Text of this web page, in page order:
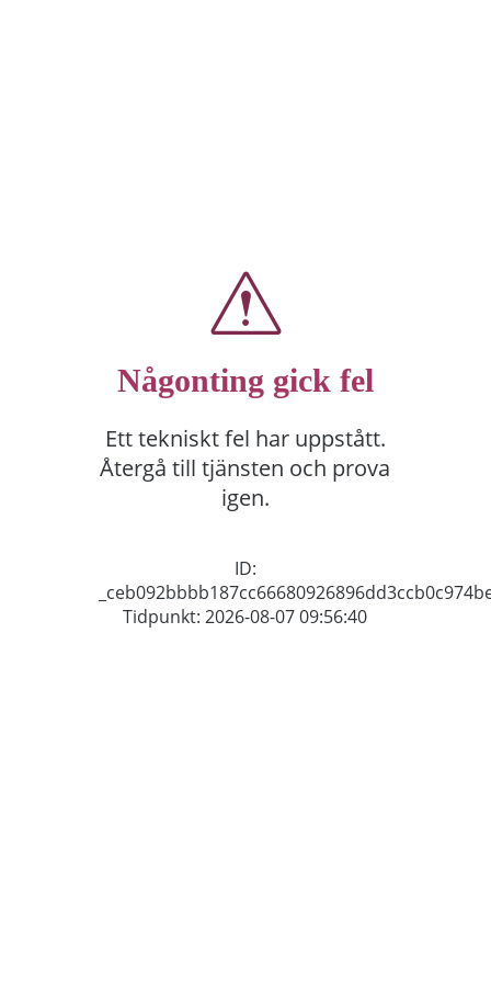
Någonting gick fel
Ett tekniskt fel har uppstått.
Återgå till tjänsten och prova
igen.
ID:
Tidpunkt: 2026-08-07 09:56:40